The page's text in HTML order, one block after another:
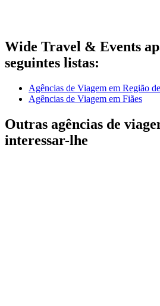
Wide Travel & Events
seguintes listas:
Agências de Viagem em Região
Agências de Viagem em Fiães
Outras agências de
interessar-lhe